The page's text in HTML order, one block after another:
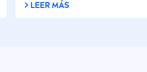
LEER MÁS